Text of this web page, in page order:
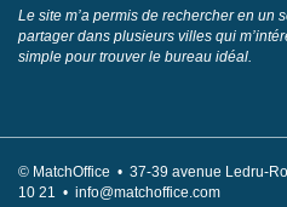
Le site m’a permis de rechercher en un
partager dans plusieurs villes qui
simple pour trouver le bureau idéal.
© MatchOffice • 37-39 avenue Ledru-
10 21 • info@matchoffice.com